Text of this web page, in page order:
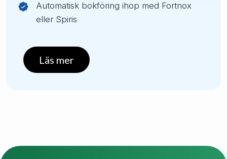
Automatisk bokföring ihop med Fortnox
eller Spiris
Läs mer